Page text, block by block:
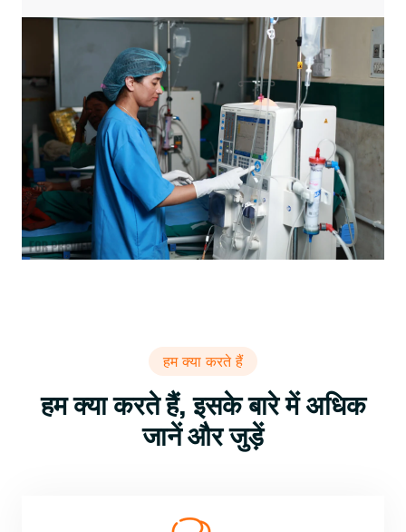
हम क्या करते हैं
हम क्या करते हैं, इसके बारे में अधिक
जानें और जुड़ें